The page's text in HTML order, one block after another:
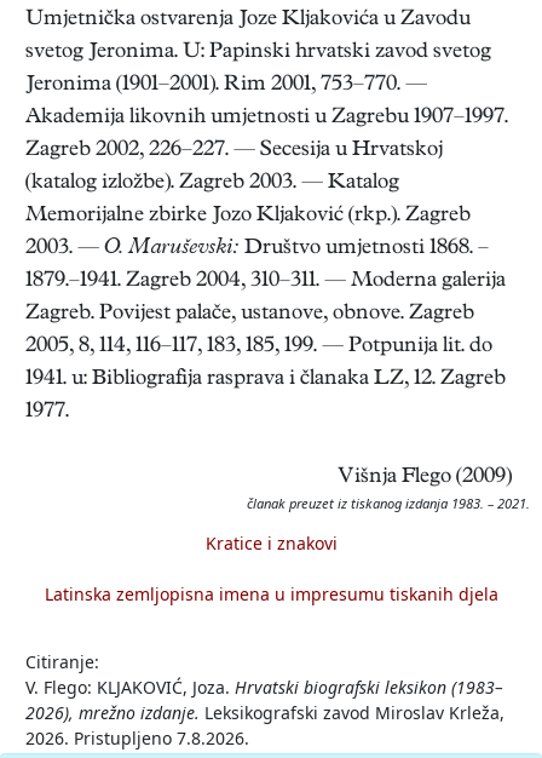
Umjetnička ostvarenja Joze Kljakovića u Zavodu
svetog Jeronima. U: Papinski hrvatski zavod svetog
Jeronima (1901–2001). Rim 2001, 753–770. —
Akademija likovnih umjetnosti u Zagrebu 1907–1997.
Zagreb 2002, 226–227. — Secesija u Hrvatskoj
(katalog izložbe). Zagreb 2003. — Katalog
Memorijalne zbirke Jozo Kljaković (rkp.). Zagreb
2003. — O. Maruševski: Društvo umjetnosti 1868. –
1879.–1941. Zagreb 2004, 310–311. — Moderna galerija
Zagreb. Povijest palače, ustanove, obnove. Zagreb
2005, 8, 114, 116–117, 183, 185, 199. — Potpunija lit. do
1941. u: Bibliografija rasprava i članaka LZ, 12. Zagreb
1977.
Višnja Flego (2009)
članak preuzet iz tiskanog izdanja 1983. – 2021.
Kratice i znakovi
Latinska zemljopisna imena u impresumu tiskanih djela
Citiranje:
V. Flego: KLJAKOVIĆ, Joza. Hrvatski biografski leksikon (1983–
2026), mrežno izdanje. Leksikografski zavod Miroslav Krleža,
2026. Pristupljeno 7.8.2026.